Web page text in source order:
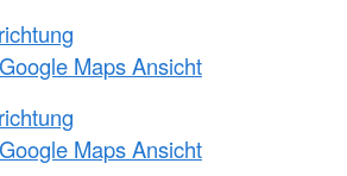
Maps Ansicht
Maps Ansicht